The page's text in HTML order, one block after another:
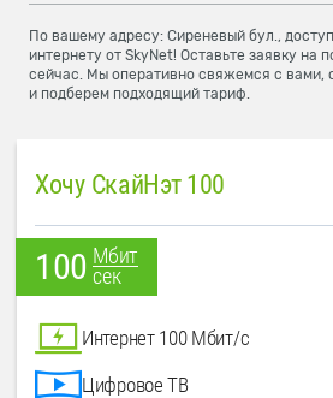
По вашему адресу: Сиреневый бул.,
интернету от SkyNet! Оставьте заявку на
сейчас. Мы оперативно свяжемся с вами,
и подберем подходящий тариф.
Хочу СкайНэт 100
100 Мбит
сек
Интернет 100 Мбит/с
Цифровое ТВ